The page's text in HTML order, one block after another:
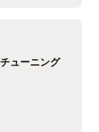
ューニング